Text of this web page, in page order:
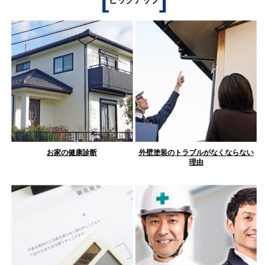
お家の健康診断
外壁塗装のトラブルがなくならない
理由